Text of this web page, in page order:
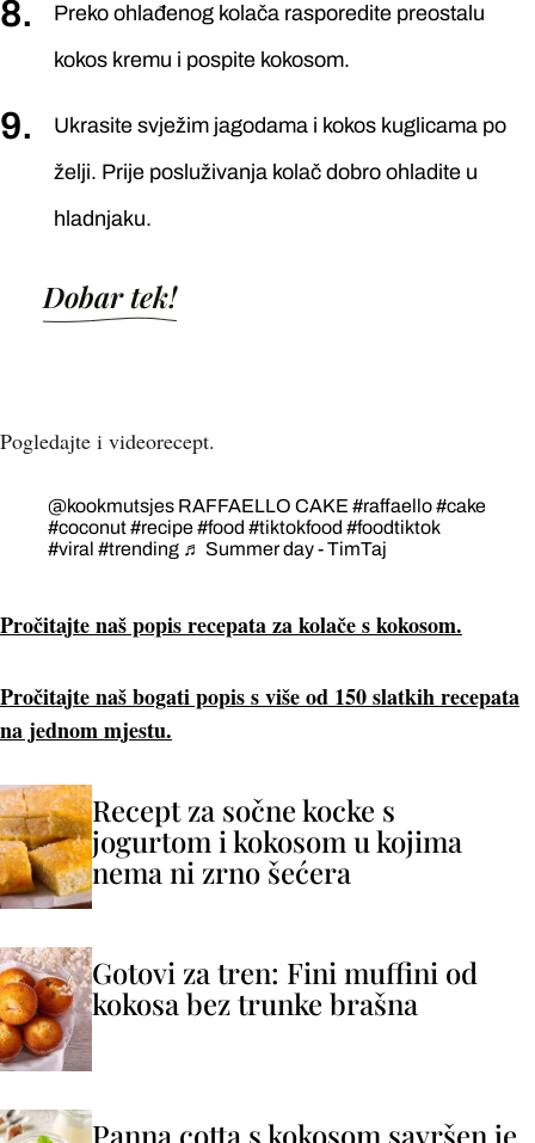
Preko ohlađenog kolača rasporedite preostalu
kokos kremu i pospite kokosom.
Ukrasite svježim jagodama i kokos kuglicama po
želji. Prije posluživanja kolač dobro ohladite u
hladnjaku.
Dobar tek!
Pogledajte i videorecept.
@kookmutsjes RAFFAELLO CAKE #raffaello#cake
#coconut#recipe#food #tiktokfood #foodtiktok
#viral #trending ♬ Summer day - TimTaj
Pročitajte naš popis recepata za kolače s kokosom.
Pročitajte naš bogati popis s više od 150 slatkih recepata
na jednom mjestu.
Recept za sočne kocke s
jogurtom i kokosom u kojima
nema ni zrno šećera
Gotovi za tren: Fini muffini od
kokosa bez trunke brašna
Panna cotta s kokosom savršen je